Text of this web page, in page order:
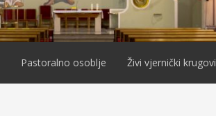
Pastoralno osoblje Živi vjernički krugovi